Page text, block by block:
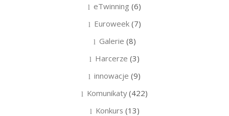
eTwinning (6)
Euroweek(7)
Galerie (8)
Harcerze (3)
innowacje (9)
Komunikaty(422)
Konkurs (13)